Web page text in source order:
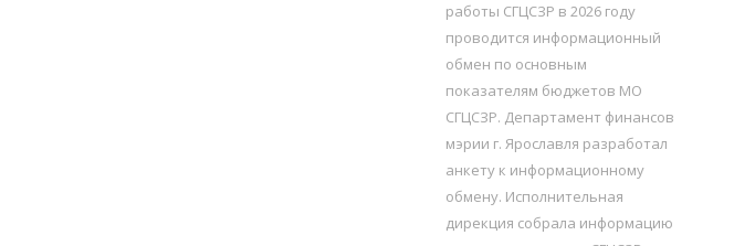
работы СГЦСЗР в 2026 году
проводится информационный
обмен по основным
показателям бюджетов МО
СГЦСЗР. Департамент финансов
мэрии г. Ярославля разработал
анкету к информационному
обмену. Исполнительная
дирекция собрала информацию